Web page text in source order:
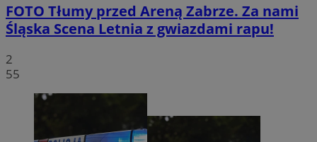
FOTO Tłumy przed Areną Zabrze. Za nami
Śląska Scena Letnia z gwiazdami rapu!
2
55